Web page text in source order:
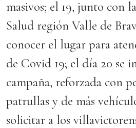
masivos; el 19, junto con
Salud región Valle de
conocer el lugar para
de Covid 19; el día 20 se
campaña, reforzada con
patrullas y de más
solicitar a los